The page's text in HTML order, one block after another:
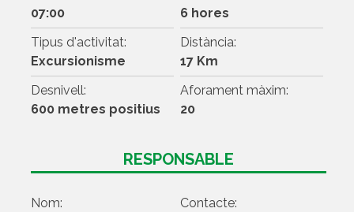
07:00
6 hores
Tipus d'activitat:
Excursionisme
Distància:
17 Km
Desnivell:
600 metres positius
Aforament màxim:
20
RESPONSABLE
Nom:
Contacte: